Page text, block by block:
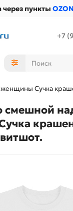
через пункты OZON
+7
Сучка
смешной